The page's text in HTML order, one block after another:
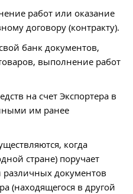
работ или оказание
договору (контракту).
банк документов,
выполнение работ
на счет Экспортера в
им ранее
когда
стране) поручает
различных документов
(находящегося в другой